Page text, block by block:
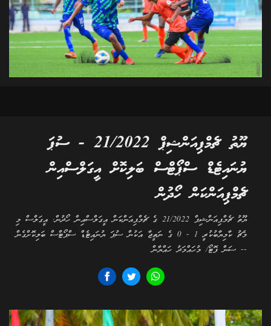
ޔޫތު ޗެމްޕިއަންޝިޕް 21/2022 - ސުޕަ
ޔުނައިޓެޑް ސްޕޯޓްސް ބަލިކޮށް އީގަލްސްއިން
ޗެމްޕިއަންކަން ހޯދުން
ޔޫތު ޗެމްޕިއަންޝިޕް 21/2022 ގެ ޗެމްޕިއަންކަން އީގަލްސްއިން ހޯދުން. އީގަލްސް މި
މެޗު ކާމިޔާބުކުރީ 1 - 0 ގެ ނަތީޖާ އަކުން ސުޕަ ޔުނައިޓެޑް ސްޕޯޓްސް ބަލިކޮށްގެން
-- ސަން ފޮޓޯ/ މުހައްމަދު ހައްޔާން